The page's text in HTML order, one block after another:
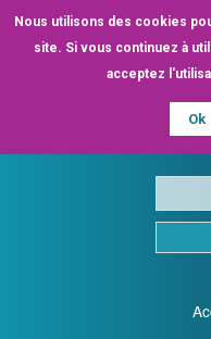
Nous utilisons des cookies
site. Si vous continuez à
acceptez
Ok